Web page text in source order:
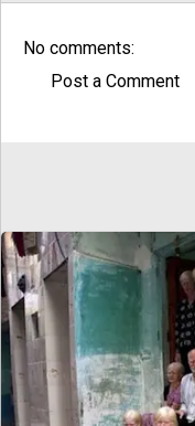
No comments:
Post a Comment